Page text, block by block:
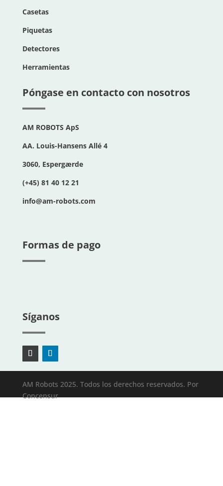
Casetas
Piquetas
Detectores
Herramientas
Póngase en contacto con nosotros
AM ROBOTS ApS
AA. Louis-Hansens Allé 4
3060, Espergærde
(+45) 81 40 12 21
info@am-robots.com
Formas de pago
Síganos
AM Robots 2025. Todos los derechos reservados. Por
Concensur